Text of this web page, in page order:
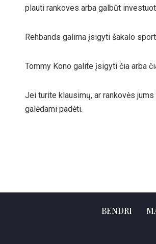
plauti rankoves arba galbūt
Rehbands galima įsigyti šakalo
Tommy Kono galite įsigyti čia arba
Jei turite klausimų, ar rankovės
galėdami padėti.
BENDRI